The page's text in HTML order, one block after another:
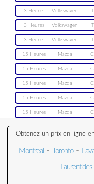
3 Heures Volkswagen
3 Heures Volkswagen
3 Heures Volkswagen
15 Heures Mazda
15 Heures Mazda
15 Heures Mazda
15 Heures Mazda
15 Heures Mazda
Obtenez un prix en ligne
Montreal - Toronto-
Laurentides